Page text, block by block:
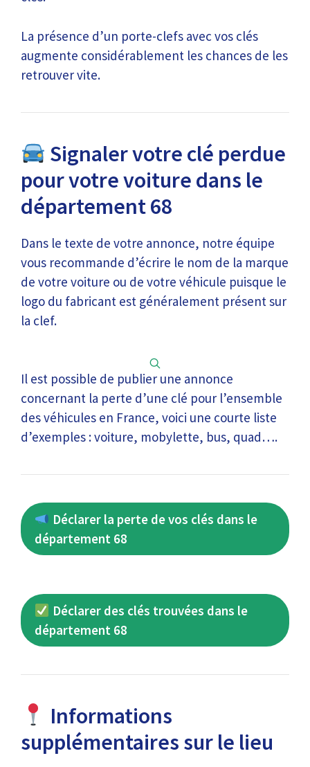
La présence d’un porte-clefs avec vos clés
augmente considérablement les chances de les
retrouver vite.
Signaler votre clé perdue
pour votre voiture dans le
département 68
Dans le texte de votre annonce, notre équipe
vous recommande d’écrire le nom de la marque
de votre voiture ou de votre véhicule puisque le
logo du fabricant est généralement présent sur
la clef.
Il est possible de publier une annonce
concernant la perte d’une clé pour l’ensemble
des véhicules en France, voici une courte liste
d’exemples : voiture, mobylette, bus, quad….
Déclarer la perte de vos clés dans le
département 68
Déclarer des clés trouvées dans le
département 68
Informations
supplémentaires sur le lieu